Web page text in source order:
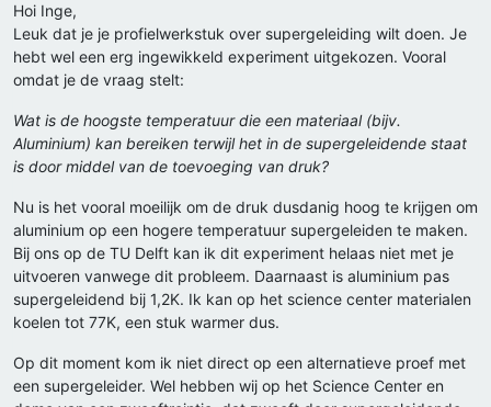
Hoi Inge,
Leuk dat je je profielwerkstuk over supergeleiding wilt doen. Je
hebt wel een erg ingewikkeld experiment uitgekozen. Vooral
omdat je de vraag stelt:
Wat is de hoogste temperatuur die een materiaal (bijv.
Aluminium) kan bereiken terwijl het in de supergeleidende staat
is door middel van de toevoeging van druk?
Nu is het vooral moeilijk om de druk dusdanig hoog te krijgen om
aluminium op een hogere temperatuur supergeleiden te maken.
Bij ons op de TU Delft kan ik dit experiment helaas niet met je
uitvoeren vanwege dit probleem. Daarnaast is aluminium pas
supergeleidend bij 1,2K. Ik kan op het science center materialen
koelen tot 77K, een stuk warmer dus.
Op dit moment kom ik niet direct op een alternatieve proef met
een supergeleider. Wel hebben wij op het Science Center en